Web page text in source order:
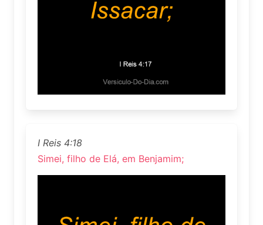
I Reis 4:18
Simei, filho de Elá, em Benjamim;